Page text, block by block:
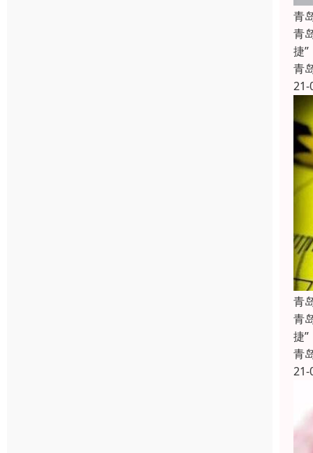
青
青
捷
青
21-
青
青
捷
青
21-